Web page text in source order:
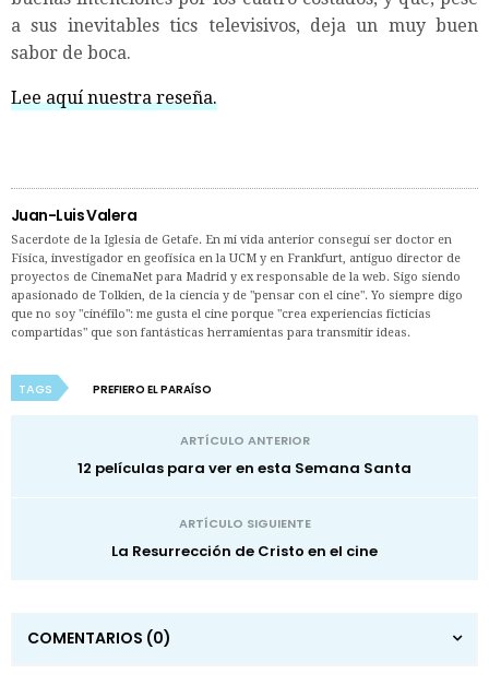
a sus inevitables tics televisivos, deja un muy buen
sabor de boca.
Lee aquí nuestra reseña.
Juan-Luis Valera
Sacerdote de la Iglesia de Getafe. En mi vida anterior conseguí ser doctor en
Física, investigador en geofísica en la UCM y en Frankfurt, antiguo director de
proyectos de CinemaNet para Madrid y ex responsable de la web. Sigo siendo
apasionado de Tolkien, de la ciencia y de "pensar con el cine". Yo siempre digo
que no soy "cinéfilo": me gusta el cine porque "crea experiencias ficticias
compartidas" que son fantásticas herramientas para transmitir ideas.
TAGS PREFIERO EL PARAÍSO
ARTÍCULO ANTERIOR
12 películas para ver en esta Semana Santa
ARTÍCULO SIGUIENTE
La Resurrección de Cristo en el cine
COMENTARIOS (0)